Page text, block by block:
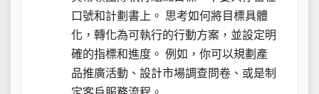
口號和計劃書上。 思考如何將目標具體
化，轉化為可執行的行動方案，並設定明
確的指標和進度。 例如，你可以規劃產
品推廣活動、設計市場調查問卷、或是制